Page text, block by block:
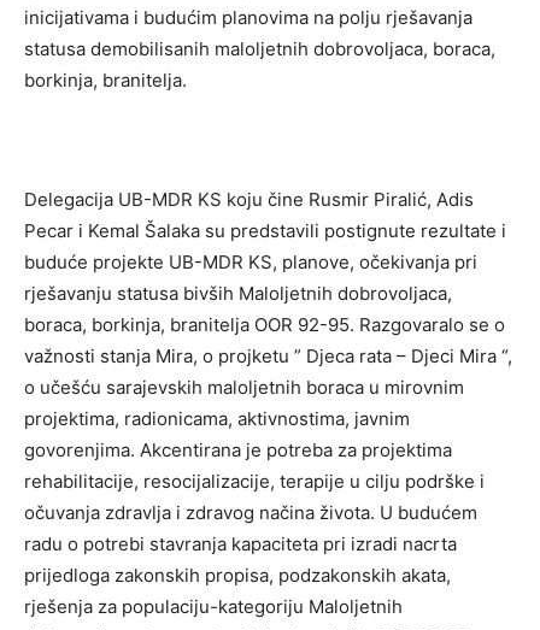
inicijativama i budućim planovima na polju rješavanja
statusa demobilisanih maloljetnih dobrovoljaca, boraca,
borkinja, branitelja.
Delegacija UB-MDR KS koju čine Rusmir Piralić, Adis
Pecar i Kemal Šalaka su predstavili postignute rezultate i
buduće projekte UB-MDR KS, planove, očekivanja pri
rješavanju statusa bivših Maloljetnih dobrovoljaca,
boraca, borkinja, branitelja OOR 92-95. Razgovaralo se o
važnosti stanja Mira, o projketu ” Djeca rata – Djeci Mira “,
o učešću sarajevskih maloljetnih boraca u mirovnim
projektima, radionicama, aktivnostima, javnim
govorenjima. Akcentirana je potreba za projektima
rehabilitacije, resocijalizacije, terapije u cilju podrške i
očuvanja zdravlja i zdravog načina života. U budućem
radu o potrebi stavranja kapaciteta pri izradi nacrta
prijedloga zakonskih propisa, podzakonskih akata,
rješenja za populaciju-kategoriju Maloljetnih